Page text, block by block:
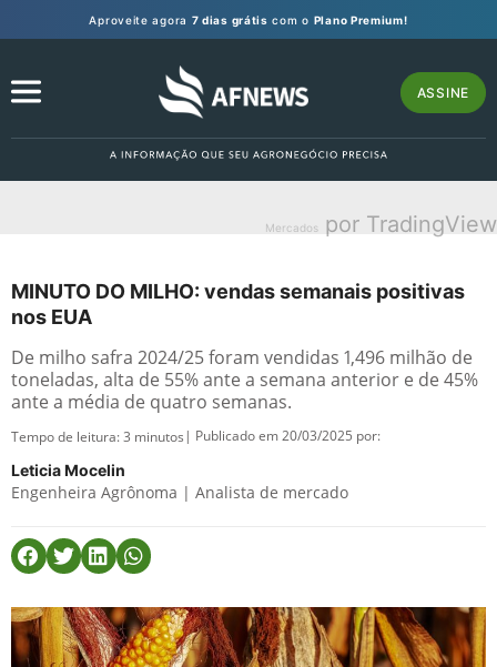
Aproveite agora 7 dias grátis com o Plano Premium!
ASSINE
Mercados por TradingView
MINUTO DO MILHO: vendas semanais positivas
nos EUA
De milho safra 2024/25 foram vendidas 1,496 milhão de
toneladas, alta de 55% ante a semana anterior e de 45%
ante a média de quatro semanas.
Tempo de leitura:3 minutos | Publicado em 20/03/2025 por:
Leticia Mocelin
Engenheira Agrônoma | Analista de mercado